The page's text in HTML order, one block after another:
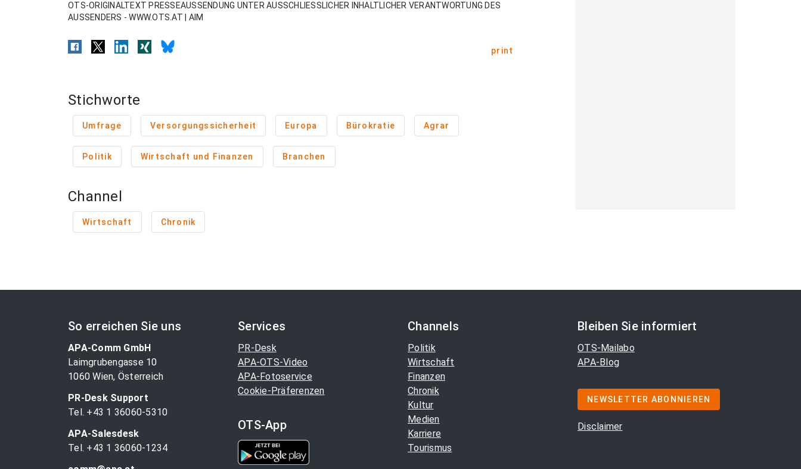
OTS-ORIGINALTEXT PRESSEAUSSENDUNG UNTER AUSSCHLIESSLICHER INHALTLICHER VERANTWORTUNG DES
AUSSENDERS - WWW.OTS.AT | AIM
print
Stichworte
Umfrage Versorgungssicherheit Europa Bürokratie Agrar
Politik Wirtschaft und Finanzen Branchen
Channel
Wirtschaft Chronik
So erreichen Sie uns
APA-Comm GmbH
Laimgrubengasse 10
1060 Wien, Österreich
PR-Desk Support
Tel. +43 1 36060-5310
APA-Salesdesk
Tel. +43 1 36060-1234
Services
PR-Desk
APA-OTS-Video
APA-Fotoservice
Cookie-Präferenzen
OTS-App
Channels
Politik
Wirtschaft
Finanzen
Chronik
Kultur
Medien
Karriere
Tourismus
Bleiben Sie informiert
OTS-Mailabo
APA-Blog
NEWSLETTER ABONNIEREN
Disclaimer